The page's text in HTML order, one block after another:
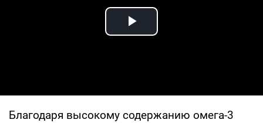
Play Video
Благодаря высокому содержанию омега-3